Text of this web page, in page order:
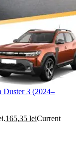
Duster 3 (2024–
165,35 leiCurrent